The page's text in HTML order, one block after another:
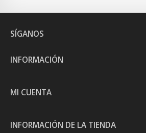
SÍGANOS
INFORMACIÓN
MI CUENTA
INFORMACIÓN DE LA TIENDA